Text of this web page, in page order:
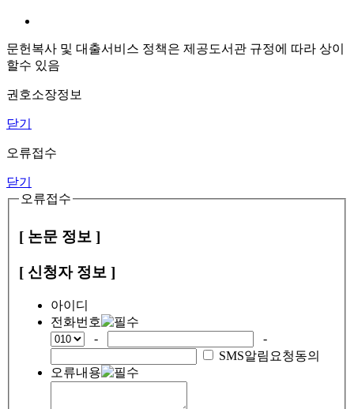
문헌복사 및 대출서비스 정책은 제공도서관 규정에 따라 상이
할수 있음
권호소장정보
닫기
오류접수
닫기
오류접수
[ 논문 정보 ]
[ 신청자 정보 ]
아이디
전화번호
-
-
SMS알림요청동의
오류내용